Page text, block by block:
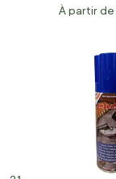
À partir de